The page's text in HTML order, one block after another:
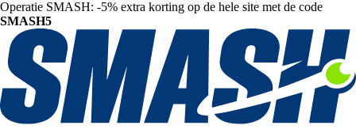
Operatie SMASH: -5% extra korting op de hele site met de code
SMASH5